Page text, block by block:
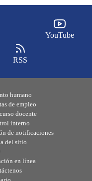
YouTube
RSS
humano
de empleo
docente
interno
de notificaciones
del sitio
en línea